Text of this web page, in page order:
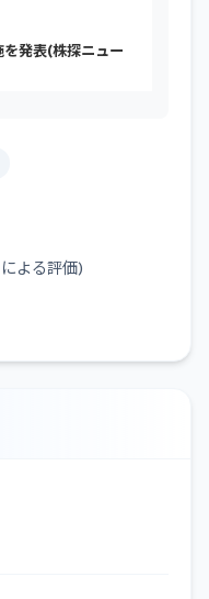
発表(株探ニュー
よる評価)